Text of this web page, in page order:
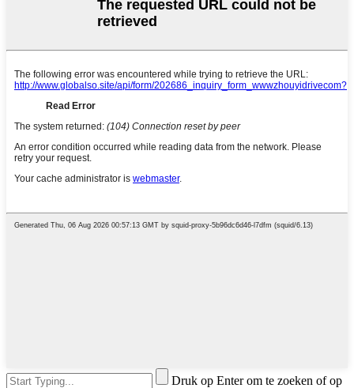
Druk op Enter om te zoeken of op